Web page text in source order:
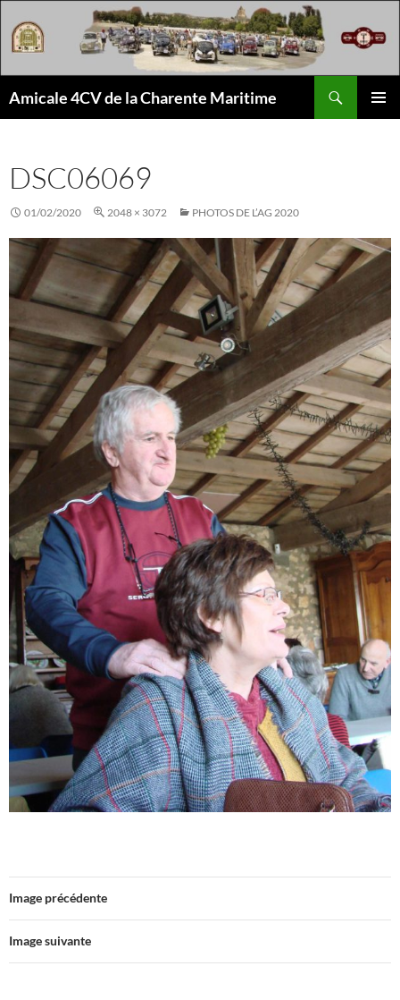
au
contenu
Amicale 4CV de la Charente Maritime
DSC06069
01/02/2020 2048 × 3072 PHOTOS DE L’AG 2020
Image précédente
Image suivante